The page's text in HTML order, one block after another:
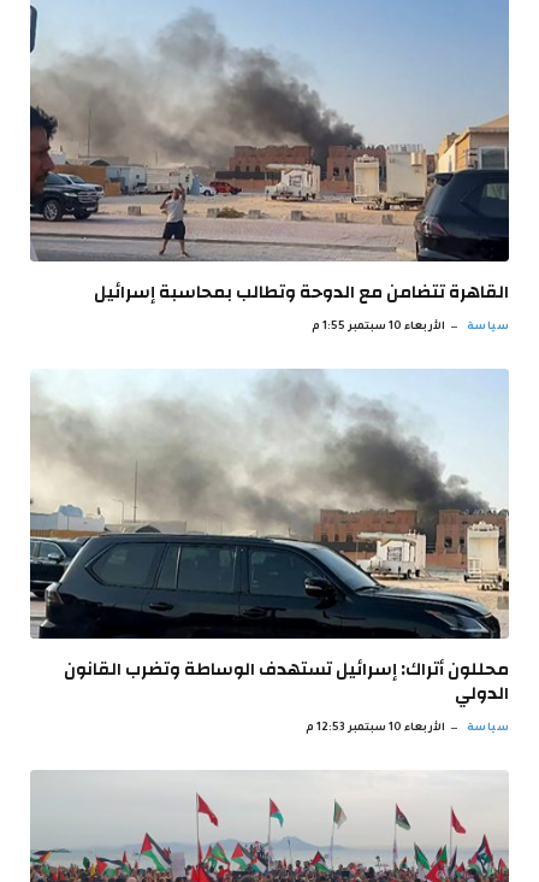
القاهرة تتضامن مع الدوحة وتطالب بمحاسبة إسرائيل
سياسة الأربعاء 10 سبتمبر 1:55 م
محللون أتراك: إسرائيل تستهدف الوساطة وتضرب القانون
الدولي
سياسة الأربعاء 10 سبتمبر 12:53 م